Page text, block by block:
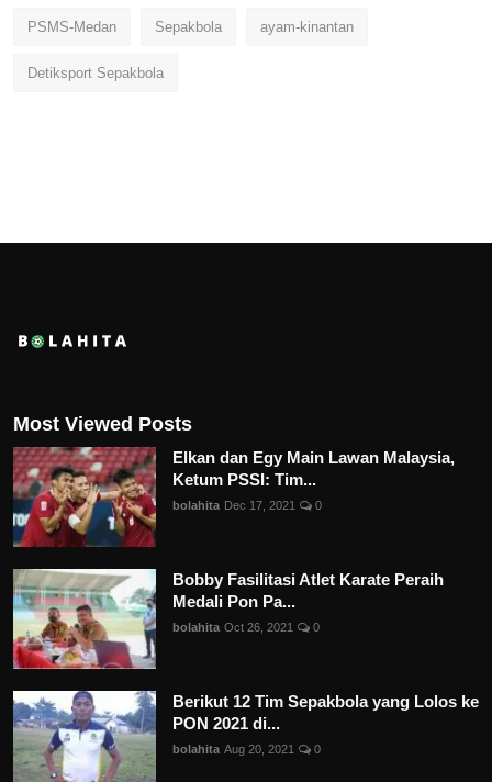
PSMS-Medan Sepakbola ayam-kinantan
Detiksport Sepakbola
Most Viewed Posts
Elkan dan Egy Main Lawan Malaysia,
Ketum PSSI: Tim...
bolahita Dec 17, 2021 0
Bobby Fasilitasi Atlet Karate Peraih
Medali Pon Pa...
bolahita Oct 26, 2021 0
Berikut 12 Tim Sepakbola yang Lolos ke
PON 2021 di...
bolahita Aug 20, 2021 0